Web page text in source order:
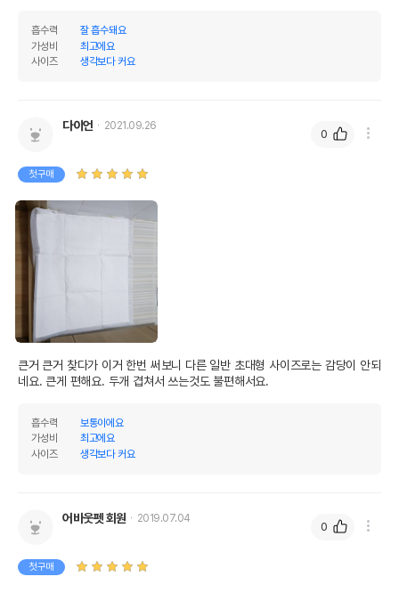
흡수력
잘 흡수돼요
가성비
최고에요
사이즈
생각보다 커요
다이언 2021.09.26
첫구매
큰거 큰거 찾다가 이거 한번 써보니 다른 일반 초대형 사이즈로는 감당이 안되
네요. 큰게 편해요. 두개 겹쳐서 쓰는것도 불편해서요.
흡수력
보통이에요
가성비
최고에요
사이즈
생각보다 커요
0
어바웃펫 회원 2019.07.04
첫구매
0